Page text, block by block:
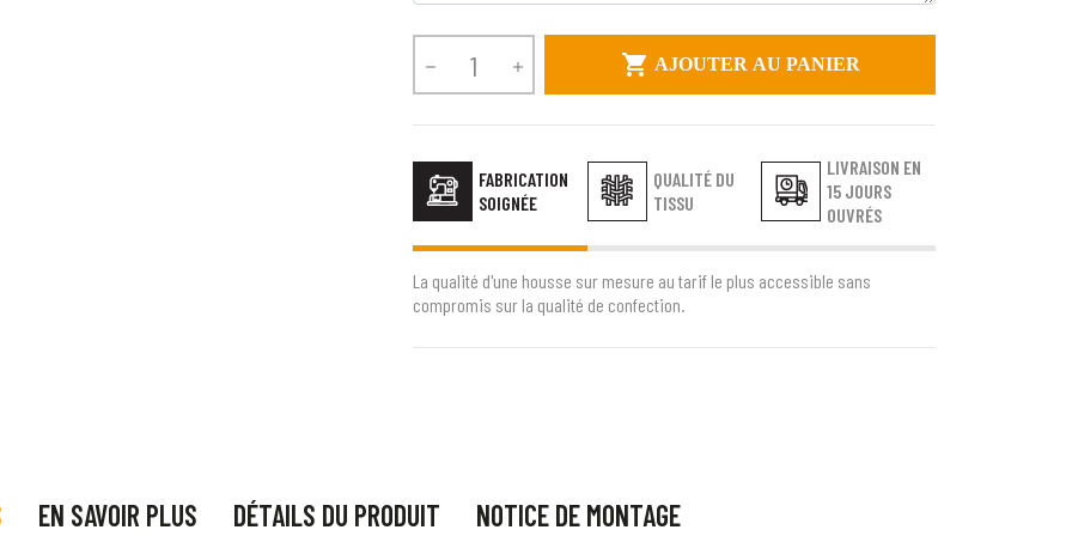
   AJOUTER AU PANIER
FABRICATION
SOIGNÉE
QUALITÉ DU
TISSU
LIVRAISON EN
15 JOURS
OUVRÉS
La qualité d'une housse sur mesure au tarif le plus accessible sans
compromis sur la qualité de confection.
EN SAVOIR PLUS DÉTAILS DU PRODUIT NOTICE DE MONTAGE